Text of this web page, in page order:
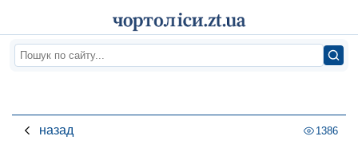
назад 1386